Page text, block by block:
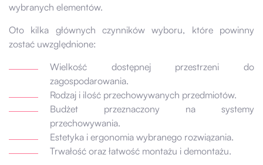
wybranych elementów.
Oto kilka głównych czynników wyboru, które powinny
zostać uwzględnione:
Wielkość dostępnej przestrzeni do
zagospodarowania.
Rodzaj i ilość przechowywanych przedmiotów.
Budżet przeznaczony na systemy
przechowywania.
Estetyka i ergonomia wybranego rozwiązania.
Trwałość oraz łatwość montażu i demontażu.